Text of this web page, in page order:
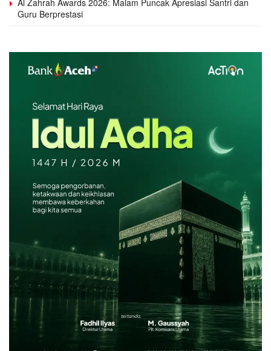
Guru Berprestasi